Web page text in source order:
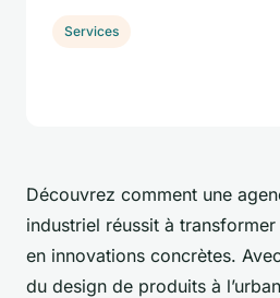
Découvrez comment une
industriel réussit à
en innovations concrètes.
du design de produits à
Services